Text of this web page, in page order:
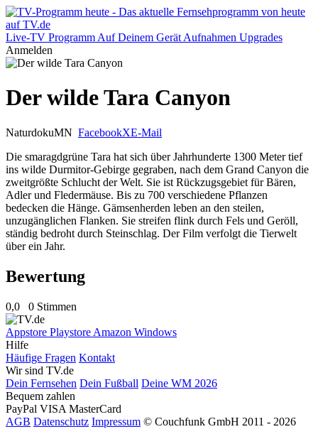
Live-TV Programm Auf Deinem Gerät Aufnahmen Upgrades
Anmelden
Der wilde Tara Canyon
NaturdokuMN FacebookXE-Mail
Die smaragdgrüne Tara hat sich über Jahrhunderte 1300 Meter tief
ins wilde Durmitor-Gebirge gegraben, nach dem Grand Canyon die
zweitgrößte Schlucht der Welt. Sie ist Rückzugsgebiet für Bären,
Adler und Fledermäuse. Bis zu 700 verschiedene Pflanzen
bedecken die Hänge. Gämsenherden leben an den steilen,
unzugänglichen Flanken. Sie streifen flink durch Fels und Geröll,
ständig bedroht durch Steinschlag. Der Film verfolgt die Tierwelt
über ein Jahr.
Bewertung
0,0 0 Stimmen
Appstore Playstore Amazon Windows
Hilfe
Häufige Fragen Kontakt
Wir sind TV.de
Dein Fernsehen Dein Fußball Deine WM 2026
Bequem zahlen
PayPal VISA MasterCard
AGB Datenschutz Impressum © Couchfunk GmbH 2011 - 2026